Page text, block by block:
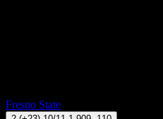
Fresno State